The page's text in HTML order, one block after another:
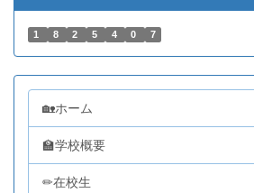
1 8 2 5 4 0 7
🏡ホーム
🏫学校概要
✏在校生